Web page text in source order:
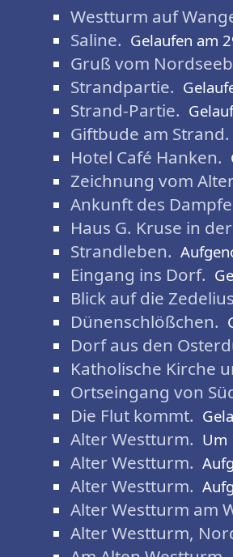
Westturm auf
Saline. Gelaufen am
Gruß vom
Strandpartie.
Strand-Partie.
Giftbude am Strand.
Hotel Café Hanken.
Zeichnung vom
Ankunft des
Haus G. Kruse in
Strandleben.
Eingang ins Dorf.
Blick auf die
Dünenschlößchen.
Dorf aus den
Katholische Kirche
Ortseingang von
Die Flut kommt.
Alter Westturm. Um
Alter Westturm.
Alter Westturm.
Alter Westturm am
Alter Westturm,